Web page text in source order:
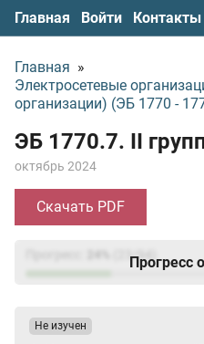
Главная Войти Контакты
Главная »
Электросетевые
организации) (ЭБ 1770 -
ЭБ 1770.7. II
октябрь 2024
Скачать PDF
23/94)
Прогресс
Не изучен